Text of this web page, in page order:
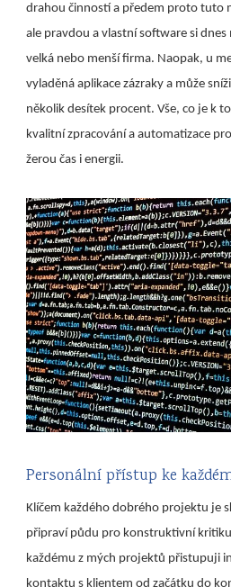
drahou činností a předem proto tuto
ale pravdou a vlastní software si
velká nebo menší firma. Naopak, u
vyladěná aplikace zázraky a může
několik desítek procent. Vše, co je k
kvalitní zpracování a automatizace
žerou čas i energii.
Personální přístup ke
Klíčem každého dobrého projektu je
připraví půdu pro konstruktivní
každému z mých projektů přistupuji
kontaktu s klientem od začátku do